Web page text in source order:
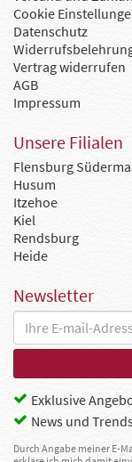
Cookie
Datenschutz
Vertrag widerrufen
AGB
Impressum
Unsere Filialen
Flensburg
Husum
Itzehoe
Kiel
Rendsburg
Heide
Newsletter
Exklusive
News und
Durch Angabe meiner E-